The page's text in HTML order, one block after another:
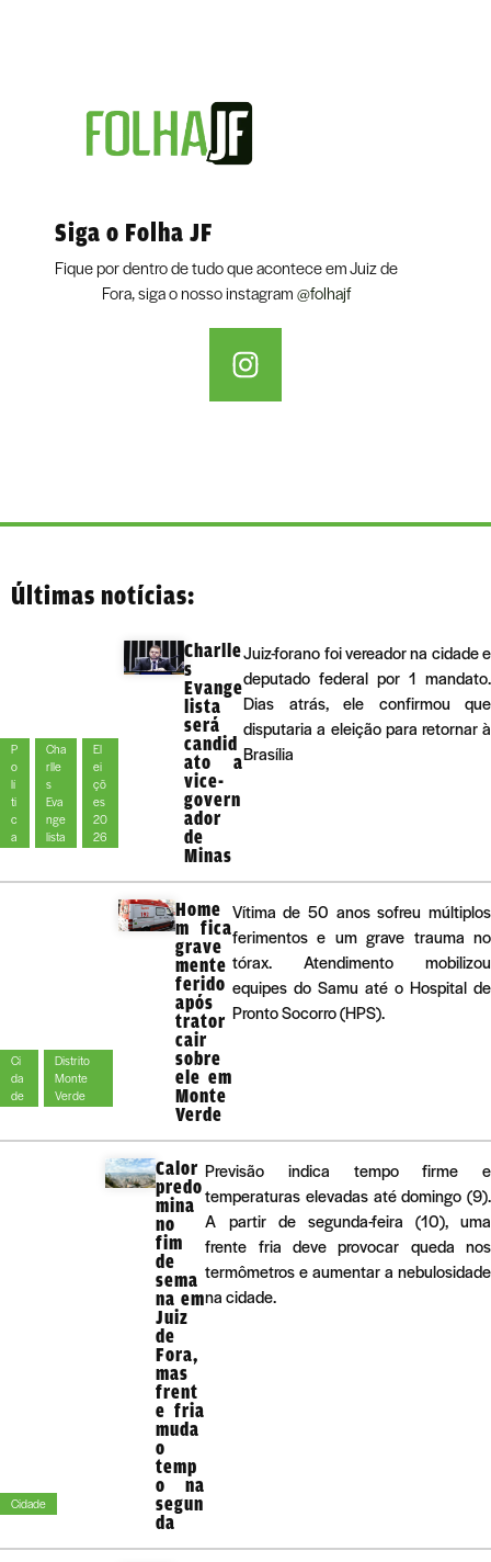
Siga o Folha JF
Fique por dentro de tudo que acontece em Juiz de
Fora, siga o nosso instagram@folhajf
Últimas notícias:
P
o
lí
ti
c
a
Cha
rlle
s
Eva
nge
lista
El
ei
çõ
es
20
26
Charlle
s
Evange
lista
será
candid
ato a
vice-
govern
ador
de
Minas
Juiz-forano foi vereador na cidade e
deputado federal por 1 mandato.
Dias atrás, ele confirmou que
disputaria a eleição para retornar à
Brasília
Ci
da
de
Distrito
Monte
Verde
Home
m fica
grave
mente
ferido
após
trator
cair
sobre
ele em
Monte
Verde
Vítima de 50 anos sofreu múltiplos
ferimentos e um grave trauma no
tórax. Atendimento mobilizou
equipes do Samu até o Hospital de
Pronto Socorro (HPS).
Cidade
Calor
predo
mina
no
fim
de
sema
na em
Juiz
de
Fora,
mas
frent
e fria
muda
o
temp
o na
segun
da
Previsão indica tempo firme e
temperaturas elevadas até domingo (9).
A partir de segunda-feira (10), uma
frente fria deve provocar queda nos
termômetros e aumentar a nebulosidade
na cidade.